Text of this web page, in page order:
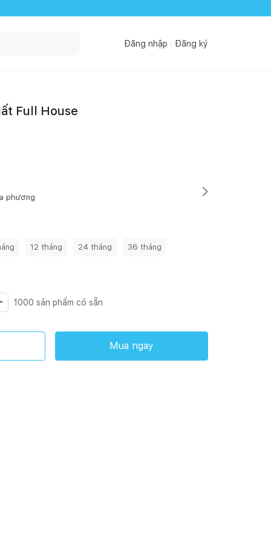
Đăng nhập Đăng ký
Full House
phương
12 tháng 24 tháng 36 tháng
1000 sản phẩm có sẵn
Mua ngay